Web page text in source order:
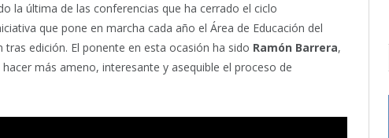
la última de las conferencias que ha cerrado el ciclo
que pone en marcha cada año el Área de Educación del
edición. El ponente en esta ocasión ha sido Ramón Barrera,
más ameno, interesante y asequible el proceso de